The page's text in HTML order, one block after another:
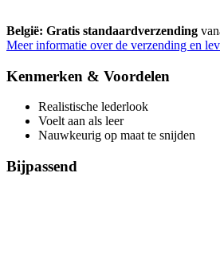
België: Gratis standaardverzending
Meer informatie over de verzending en
Kenmerken & Voordelen
Realistische lederlook
Voelt aan als leer
Nauwkeurig op maat te snijden
Bijpassend